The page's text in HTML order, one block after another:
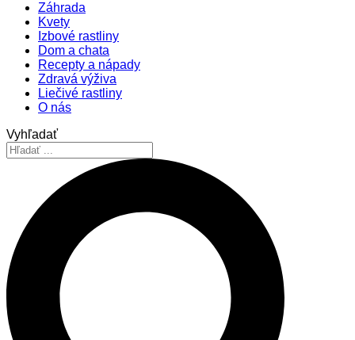
Záhrada
Kvety
Izbové rastliny
Dom a chata
Recepty a nápady
Zdravá výživa
Liečivé rastliny
O nás
Vyhľadať